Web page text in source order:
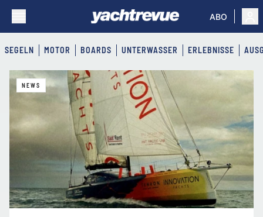
ABO
SEGELN MOTOR BOARDS UNTERWASSER ERLEBNISSE
Yachtrevue
NEWS